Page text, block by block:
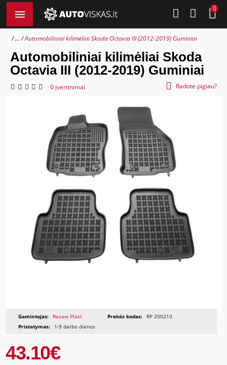
0
... Automobiliniai kilimėliai Skoda Octavia III (2012-2019) Guminiai
Automobiliniai kilimėliai Skoda
Octavia III (2012-2019) Guminiai
0 įvertinimai Radote pigiau?
Gamintojas: Rezaw Plast Prekės kodas:
RP 200210
Pristatymas:
1-9 darbo dienos
43.10€